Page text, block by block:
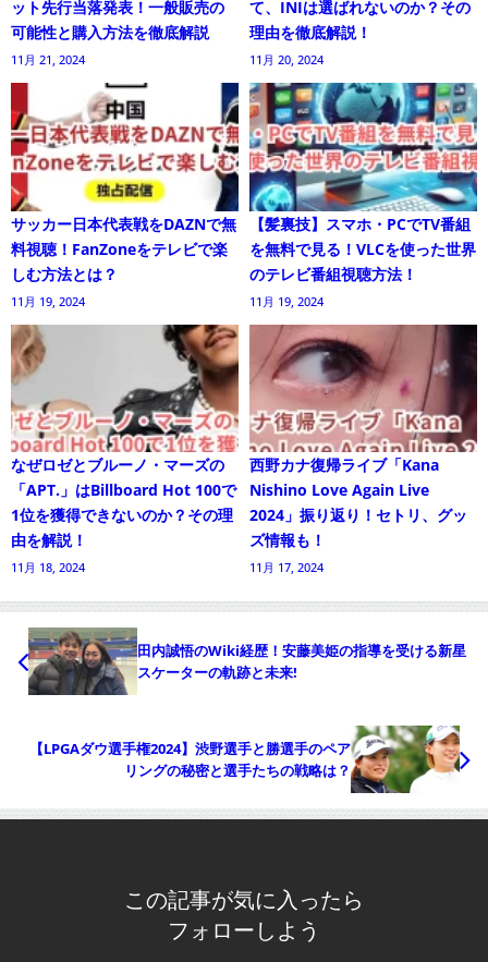
ット先行当落発表！一般販売の
可能性と購入方法を徹底解説
11月 21, 2024
て、INIは選ばれないのか？その
理由を徹底解説！
11月 20, 2024
サッカー日本代表戦をDAZNで無
料視聴！FanZoneをテレビで楽
しむ方法とは？
11月 19, 2024
【髪裏技】スマホ・PCでTV番組
を無料で見る！VLCを使った世界
のテレビ番組視聴方法！
11月 19, 2024
なぜロゼとブルーノ・マーズの
「APT.」はBillboard Hot 100で
1位を獲得できないのか？その理
由を解説！
11月 18, 2024
西野カナ復帰ライブ「Kana
Nishino Love Again Live
2024」振り返り！セトリ、グッ
ズ情報も！
11月 17, 2024
田内誠悟のWiki経歴！安藤美姫の指導を受ける新星
スケーターの軌跡と未来!
【LPGAダウ選手権2024】渋野選手と勝選手のペア
リングの秘密と選手たちの戦略は？
この記事が気に入ったら
フォローしよう